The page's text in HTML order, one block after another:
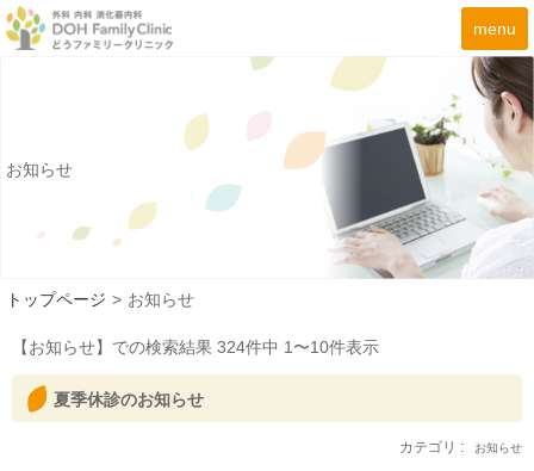
menu
お知らせ
トップページ > お知らせ
【お知らせ】での検索結果 324件中 1〜10件表示
夏季休診のお知らせ
カテゴリ : お知らせ